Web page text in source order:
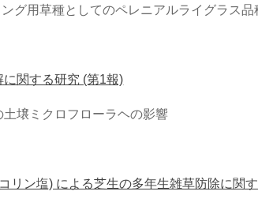
グ用草種としてのペレニアルライグラス品
関する研究 (第1報)
壌ミクロフローラヘの影響
リン塩) による芝生の多年生雑草防除に関